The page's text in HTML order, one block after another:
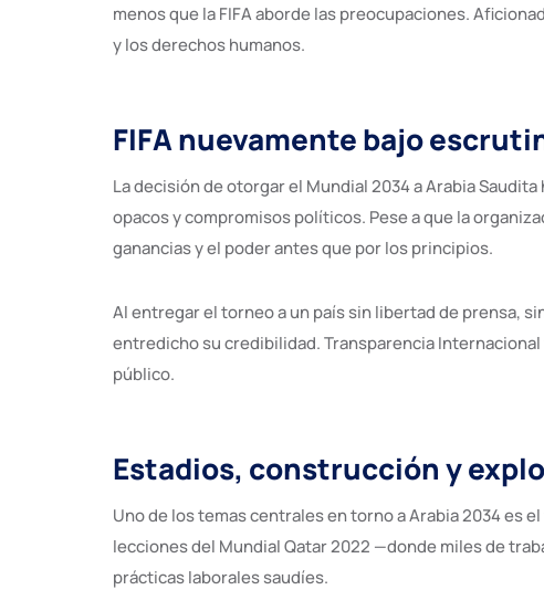
menos que la FIFA aborde las preocupaciones.
y los derechos humanos.
FIFA nuevamente bajo
La decisión de otorgar el Mundial 2034 a Arabia
opacos y compromisos políticos. Pese a que la
ganancias y el poder antes que por los principios.
Al entregar el torneo a un país sin libertad de prensa,
entredicho su credibilidad. Transparencia
público.
Estadios, construcción y
Uno de los temas centrales en torno a Arabia 2034 es
lecciones del Mundial Qatar 2022 —donde miles de
prácticas laborales saudíes.